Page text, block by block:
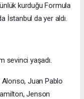
kurduğu Formula
İstanbul da yer aldı.
sevinci yaşadı.
Juan Pablo
Jenson